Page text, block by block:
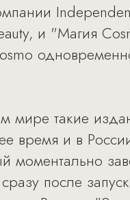
и "Магия
мире такие
время и в
моментально
после